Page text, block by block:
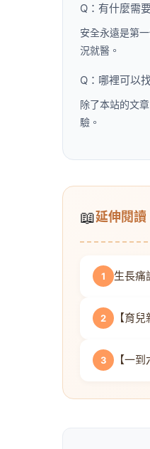
Q：有什麼需
安全永遠是第
況就醫。
Q：哪裡可以
除了本站的文
驗。
📖延伸閱讀
1 生長痛
2 【育
3 【一